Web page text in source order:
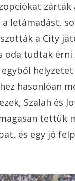
zárták
letámadást,
a City
oda tudtak
hasonlóan
Szalah és
tettük
és egy jó